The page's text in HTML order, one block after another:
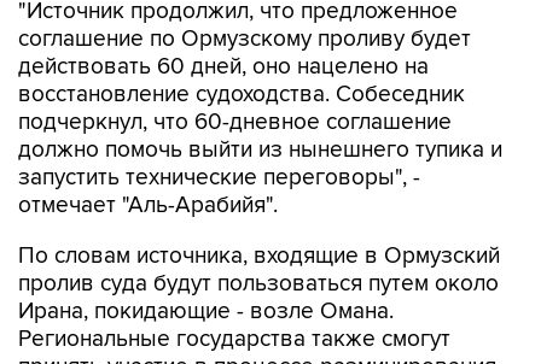
действовать 60 дней, оно нацелено на
восстановление судоходства. Собеседник
подчеркнул, что 60-дневное соглашение
должно помочь выйти из нынешнего тупика и
запустить технические переговоры", -
отмечает "Аль-Арабийя".
По словам источника, входящие в Ормузский
Ирана, покидающие - возле Омана.
Региональные государства также смогут
принять участие в процессе разминирования
пролива.